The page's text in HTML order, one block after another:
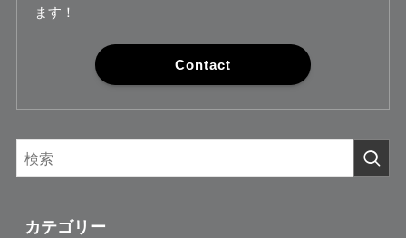
ます！
Contact
カテゴリー